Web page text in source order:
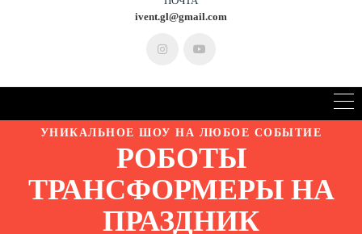
ivent.gl@gmail.com
УНИКАЛЬНОЕ ШОУ НА ЛЮБОЕ СОБЫТИЕ
РОБОТЫ
ТРАНСФОРМЕРЫ НА
ПРАЗДНИК